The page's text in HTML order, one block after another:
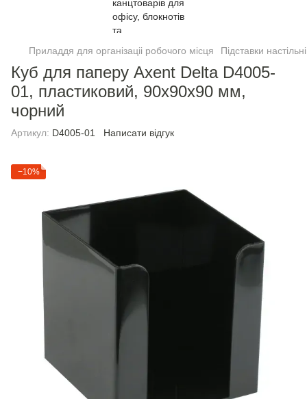
Приладдя для організаціі робочого місця Підставки настільні
Куб для паперу Axent Delta D4005-
01, пластиковий, 90х90х90 мм,
чорний
Артикул: D4005-01 Написати відгук
−10%